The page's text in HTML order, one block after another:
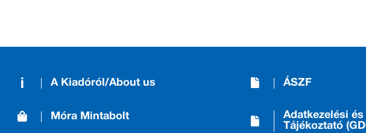
A Kiadóról/About us
Móra Mintabolt
ÁSZF
Adatkezelési
Tájékoztató